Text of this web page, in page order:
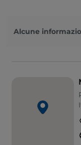
Alcune